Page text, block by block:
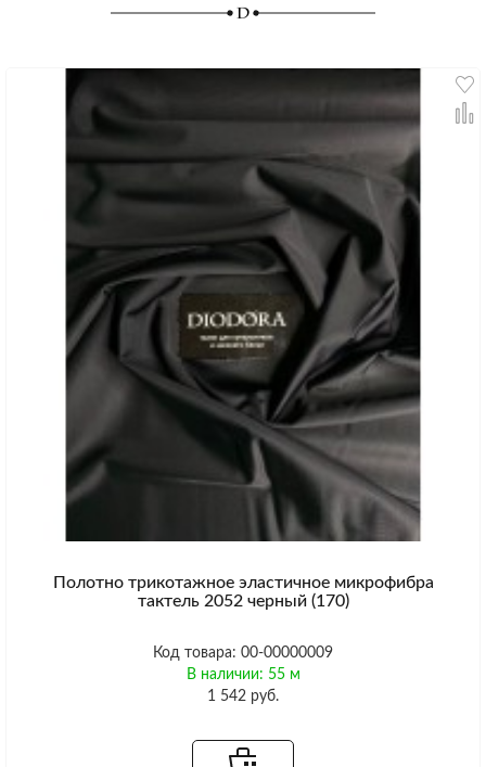
Полотно трикотажное эластичное микрофибра
тактель 2052 черный (170)
Код товара: 00-00000009
В наличии: 55 м
1 542 руб.